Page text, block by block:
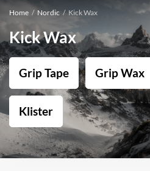
Home / Nordic / Kick Wax
Kick Wax
Grip Tape Grip Wax
Klister